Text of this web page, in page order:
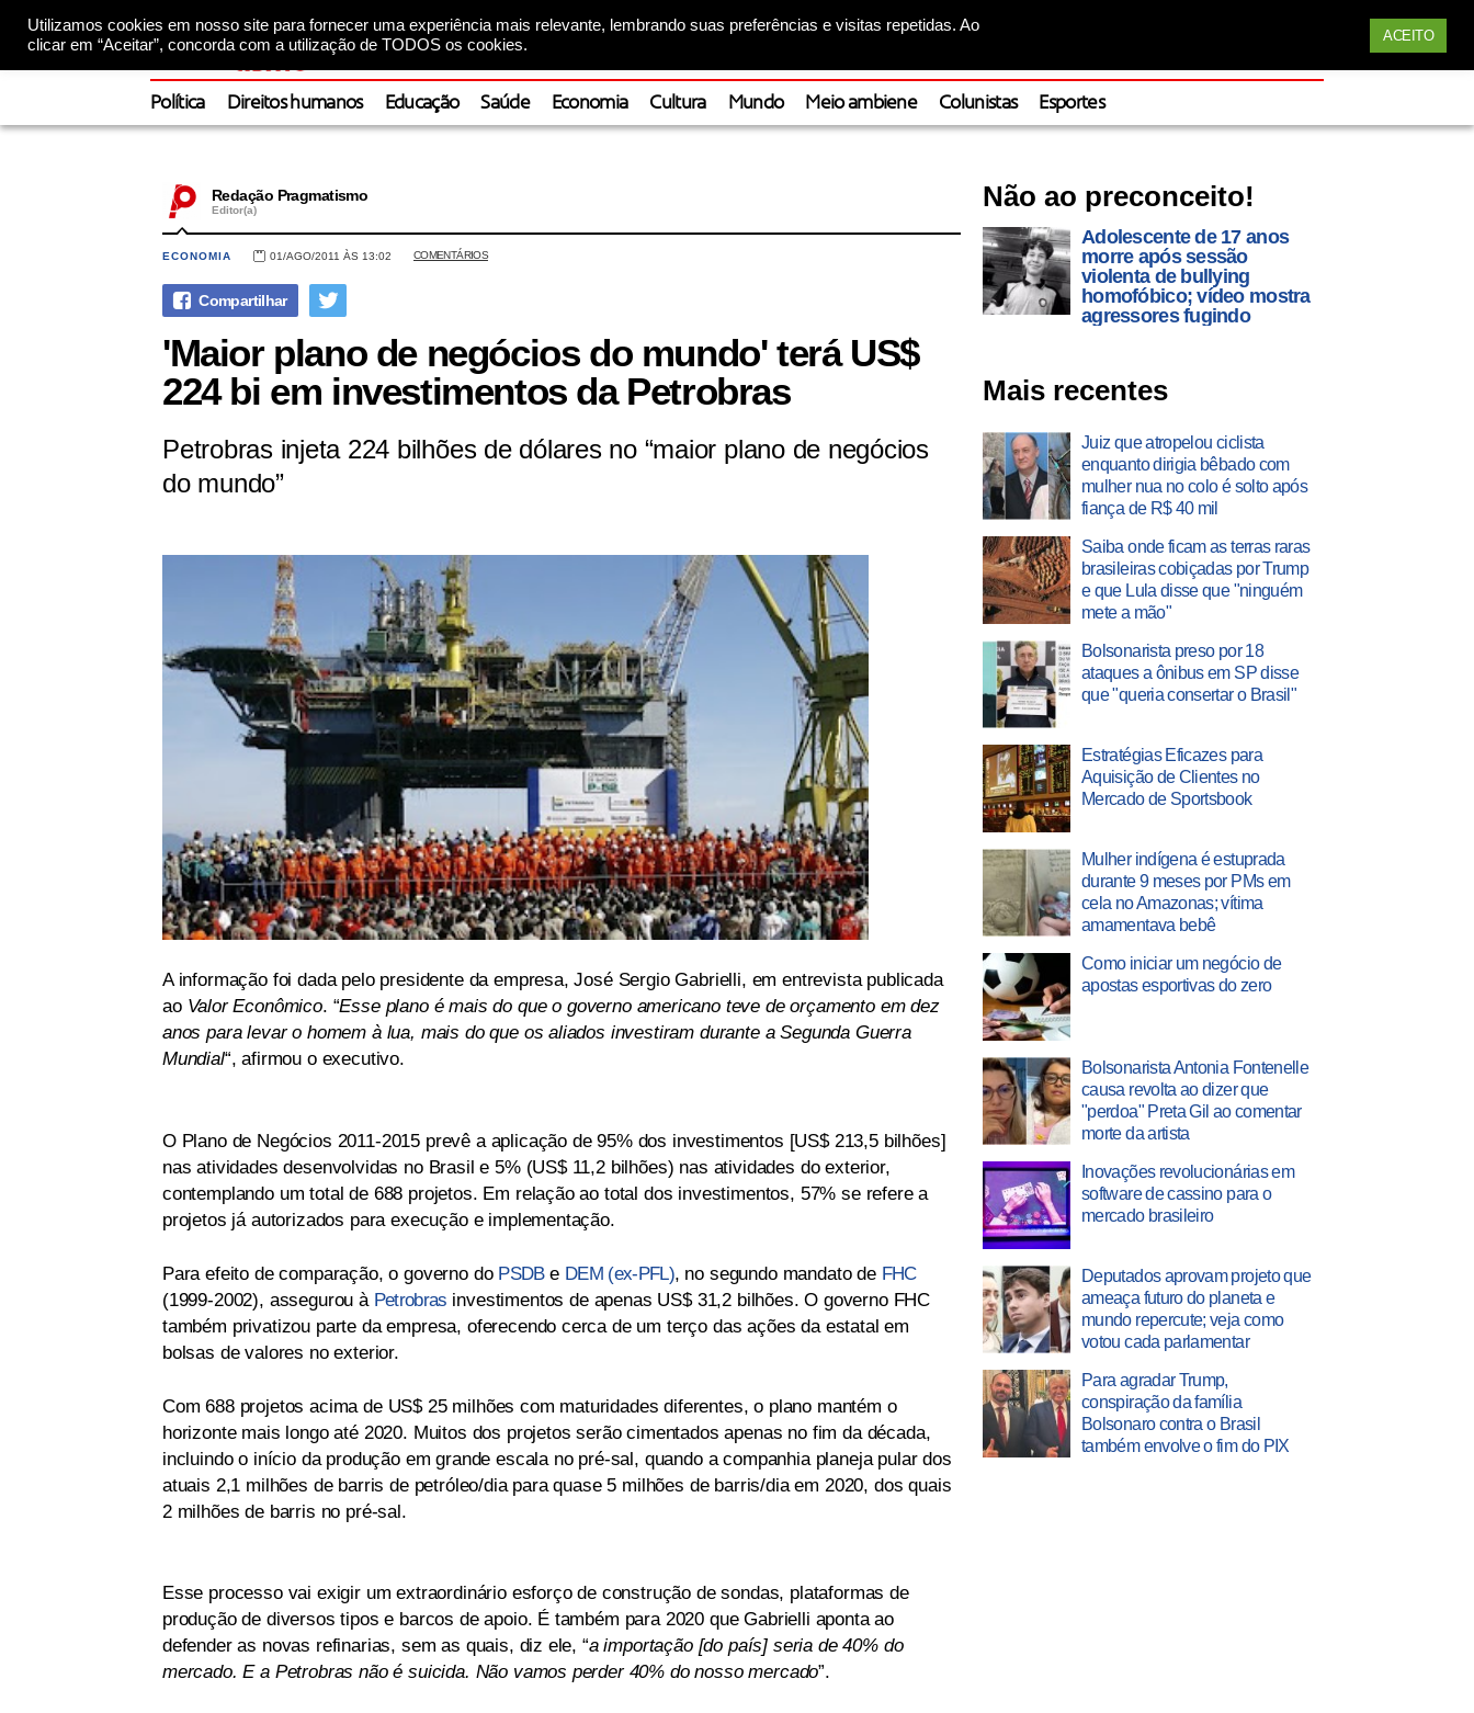
Utilizamos cookies em nosso site para fornecer uma experiência mais relevante, lembrando suas preferências e visitas repetidas. Ao
clicar em “Aceitar”, concorda com a utilização de TODOS os cookies.
ACEITO
Política Direitos humanos Educação Saúde Economia Cultura Mundo Meio ambiene Colunistas Esportes
Redação Pragmatismo
Editor(a)
ECONOMIA 01/AGO/2011 ÀS 13:02 COMENTÁRIOS
'Maior plano de negócios do mundo' terá US$
224 bi em investimentos da Petrobras
Petrobras injeta 224 bilhões de dólares no “maior plano de negócios
do mundo”
A informação foi dada pelo presidente da empresa, José Sergio Gabrielli, em entrevista publicada
ao Valor Econômico. “Esse plano é mais do que o governo americano teve de orçamento em dez
anos para levar o homem à lua, mais do que os aliados investiram durante a Segunda Guerra
Mundial“, afirmou o executivo.
O Plano de Negócios 2011-2015 prevê a aplicação de 95% dos investimentos [US$ 213,5 bilhões]
nas atividades desenvolvidas no Brasil e 5% (US$ 11,2 bilhões) nas atividades do exterior,
contemplando um total de 688 projetos. Em relação ao total dos investimentos, 57% se refere a
projetos já autorizados para execução e implementação.
Para efeito de comparação, o governo do PSDBe DEM (ex-PFL), no segundo mandato de FHC
(1999-2002), assegurou à Petrobras investimentos de apenas US$ 31,2 bilhões. O governo FHC
também privatizou parte da empresa, oferecendo cerca de um terço das ações da estatal em
bolsas de valores no exterior.
Com 688 projetos acima de US$ 25 milhões com maturidades diferentes, o plano mantém o
horizonte mais longo até 2020. Muitos dos projetos serão cimentados apenas no fim da década,
incluindo o início da produção em grande escala no pré-sal, quando a companhia planeja pular dos
atuais 2,1 milhões de barris de petróleo/dia para quase 5 milhões de barris/dia em 2020, dos quais
2 milhões de barris no pré-sal.
Esse processo vai exigir um extraordinário esforço de construção de sondas, plataformas de
produção de diversos tipos e barcos de apoio. É também para 2020 que Gabrielli aponta ao
defender as novas refinarias, sem as quais, diz ele, “a importação [do país] seria de 40% do
mercado. E a Petrobras não é suicida. Não vamos perder 40% do nosso mercado”.
Não ao preconceito!
Adolescente de 17 anos
morre após sessão
violenta de bullying
homofóbico; vídeo mostra
agressores fugindo
Mais recentes
Juiz que atropelou ciclista
enquanto dirigia bêbado com
mulher nua no colo é solto após
fiança de R$ 40 mil
Saiba onde ficam as terras raras
brasileiras cobiçadas por Trump
e que Lula disse que "ninguém
mete a mão"
Bolsonarista preso por 18
ataques a ônibus em SP disse
que "queria consertar o Brasil"
Estratégias Eficazes para
Aquisição de Clientes no
Mercado de Sportsbook
Mulher indígena é estuprada
durante 9 meses por PMs em
cela no Amazonas; vítima
amamentava bebê
Como iniciar um negócio de
apostas esportivas do zero
Bolsonarista Antonia Fontenelle
causa revolta ao dizer que
"perdoa" Preta Gil ao comentar
morte da artista
Inovações revolucionárias em
software de cassino para o
mercado brasileiro
Deputados aprovam projeto que
ameaça futuro do planeta e
mundo repercute; veja como
votou cada parlamentar
Para agradar Trump,
conspiração da família
Bolsonaro contra o Brasil
também envolve o fim do PIX